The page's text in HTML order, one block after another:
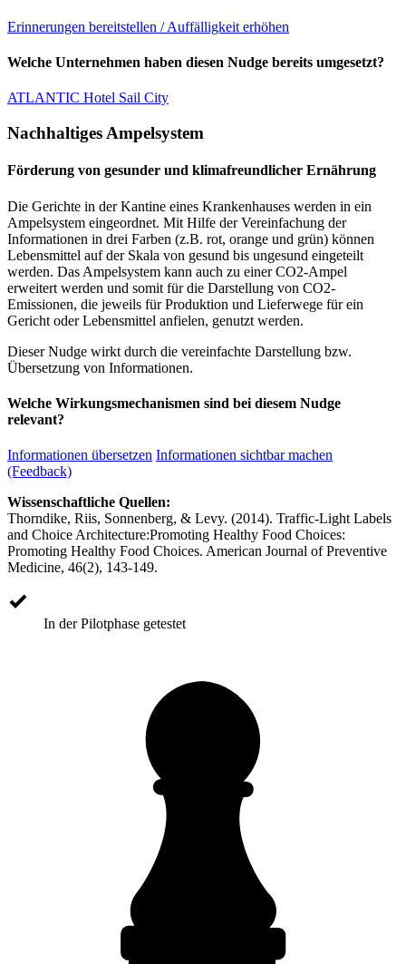
Erinnerungen bereitstellen / Auffälligkeit erhöhen
Welche Unternehmen haben diesen Nudge bereits umgesetzt?
ATLANTIC Hotel Sail City
Nachhaltiges Ampelsystem
Förderung von gesunder und klimafreundlicher Ernährung
Die Gerichte in der Kantine eines Krankenhauses werden in ein
Ampelsystem eingeordnet. Mit Hilfe der Vereinfachung der
Informationen in drei Farben (z.B. rot, orange und grün) können
Lebensmittel auf der Skala von gesund bis ungesund eingeteilt
werden. Das Ampelsystem kann auch zu einer CO2-Ampel
erweitert werden und somit für die Darstellung von CO2-
Emissionen, die jeweils für Produktion und Lieferwege für ein
Gericht oder Lebensmittel anfielen, genutzt werden.
Dieser Nudge wirkt durch die vereinfachte Darstellung bzw.
Übersetzung von Informationen.
Welche Wirkungsmechanismen sind bei diesem Nudge
relevant?
Informationen übersetzen Informationen sichtbar machen
(Feedback)
Wissenschaftliche Quellen:
Thorndike, Riis, Sonnenberg, & Levy. (2014). Traffic-Light Labels
and Choice Architecture:Promoting Healthy Food Choices:
Promoting Healthy Food Choices. American Journal of Preventive
Medicine, 46(2), 143-149.
In der Pilotphase getestet